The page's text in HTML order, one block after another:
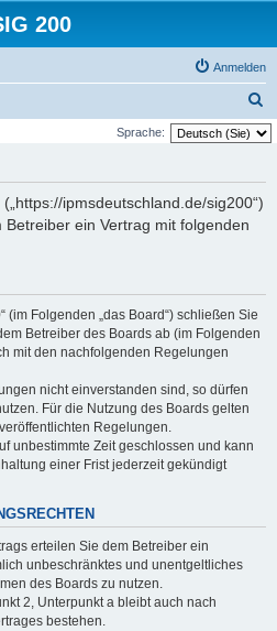
200
Anmelden
u
Sprache:
ipmsdeutschland.de/sig200“)
ein Vertrag mit folgenden
(im Folgenden „das Board“) schließen Sie
Betreiber des Boards ab (im Folgenden
mit den nachfolgenden Regelungen
nicht einverstanden sind, so dürfen
Für die Nutzung des Boards gelten
Regelungen.
unbestimmte Zeit geschlossen und kann
einer Frist jederzeit gekündigt
erteilen Sie dem Betreiber ein
unbeschränktes und unentgeltliches
des Boards zu nutzen.
2, Unterpunkt a bleibt auch nach
bestehen.